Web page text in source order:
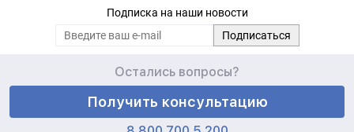
Подписка на наши новости
Остались вопросы?
Получить консультацию